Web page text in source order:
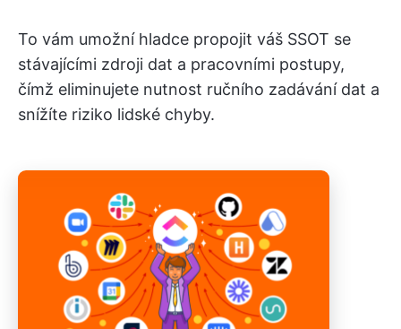
To vám umožní hladce propojit váš SSOT se
stávajícími zdroji dat a pracovními postupy,
čímž eliminujete nutnost ručního zadávání dat a
snížíte riziko lidské chyby.